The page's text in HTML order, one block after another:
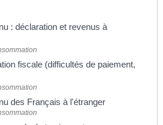
: déclaration et revenus à
fiscale (difficultés de paiement,
des Français à l'étranger